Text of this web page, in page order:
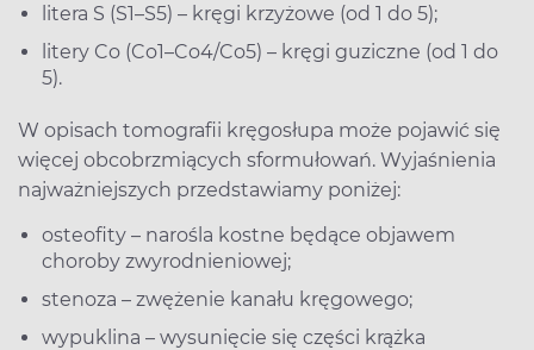
litera S (S1–S5) – kręgi krzyżowe (od 1 do 5);
litery Co (Co1–Co4/Co5) – kręgi guziczne (od 1 do
5).
W opisach tomografii kręgosłupa może pojawić się
więcej obcobrzmiących sformułowań. Wyjaśnienia
najważniejszych przedstawiamy poniżej:
osteofity – narośla kostne będące objawem
choroby zwyrodnieniowej;
stenoza – zwężenie kanału kręgowego;
wypuklina – wysunięcie się części krążka